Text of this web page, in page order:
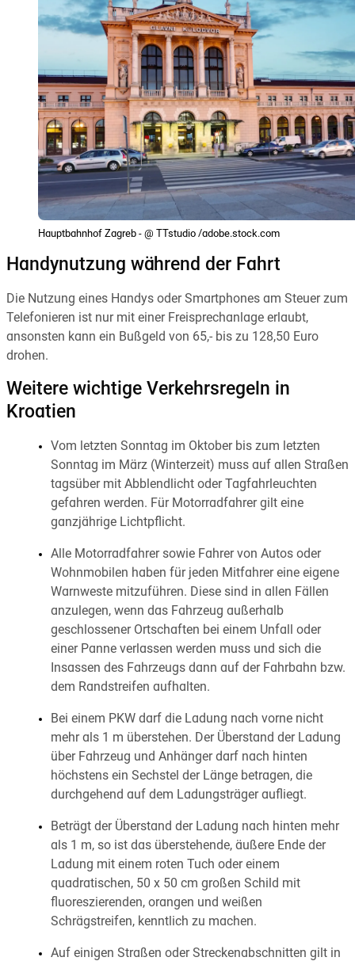
Hauptbahnhof Zagreb - @ TTstudio /adobe.stock.com
Handynutzung während der Fahrt
Die Nutzung eines Handys oder Smartphones am Steuer zum
Telefonieren ist nur mit einer Freisprechanlage erlaubt,
ansonsten kann ein Bußgeld von 65,- bis zu 128,50 Euro
drohen.
Weitere wichtige Verkehrsregeln in
Kroatien
Vom letzten Sonntag im Oktober bis zum letzten
Sonntag im März (Winterzeit) muss auf allen Straßen
tagsüber mit Abblendlicht oder Tagfahrleuchten
gefahren werden. Für Motorradfahrer gilt eine
ganzjährige Lichtpflicht.
Alle Motorradfahrer sowie Fahrer von Autos oder
Wohnmobilen haben für jeden Mitfahrer eine eigene
Warnweste mitzuführen. Diese sind in allen Fällen
anzulegen, wenn das Fahrzeug außerhalb
geschlossener Ortschaften bei einem Unfall oder
einer Panne verlassen werden muss und sich die
Insassen des Fahrzeugs dann auf der Fahrbahn bzw.
dem Randstreifen aufhalten.
Bei einem PKW darf die Ladung nach vorne nicht
mehr als 1 m überstehen. Der Überstand der Ladung
über Fahrzeug und Anhänger darf nach hinten
höchstens ein Sechstel der Länge betragen, die
durchgehend auf dem Ladungsträger aufliegt.
Beträgt der Überstand der Ladung nach hinten mehr
als 1 m, so ist das überstehende, äußere Ende der
Ladung mit einem roten Tuch oder einem
quadratischen, 50 x 50 cm großen Schild mit
fluoreszierenden, orangen und weißen
Schrägstreifen, kenntlich zu machen.
Auf einigen Straßen oder Streckenabschnitten gilt in